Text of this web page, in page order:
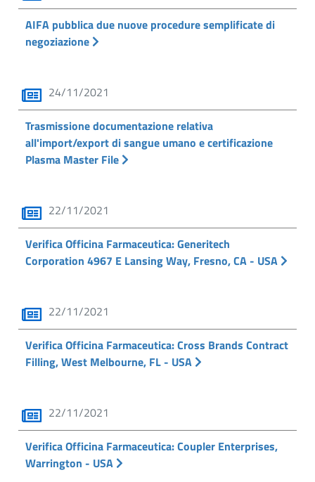
AIFA pubblica due nuove procedure semplificate di
negoziazione
24/11/2021
Trasmissione documentazione relativa
all'import/export di sangue umano e certificazione
Plasma Master File
22/11/2021
Verifica Officina Farmaceutica: Generitech
Corporation 4967 E Lansing Way, Fresno, CA - USA
22/11/2021
Verifica Officina Farmaceutica: Cross Brands Contract
Filling, West Melbourne, FL - USA
22/11/2021
Verifica Officina Farmaceutica: Coupler Enterprises,
Warrington - USA